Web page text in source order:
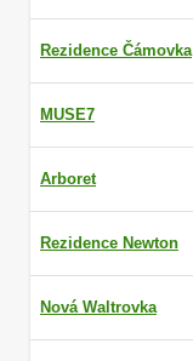
Rezidence Čámovka
MUSE7
Arboret
Rezidence Newton
Nová Waltrovka